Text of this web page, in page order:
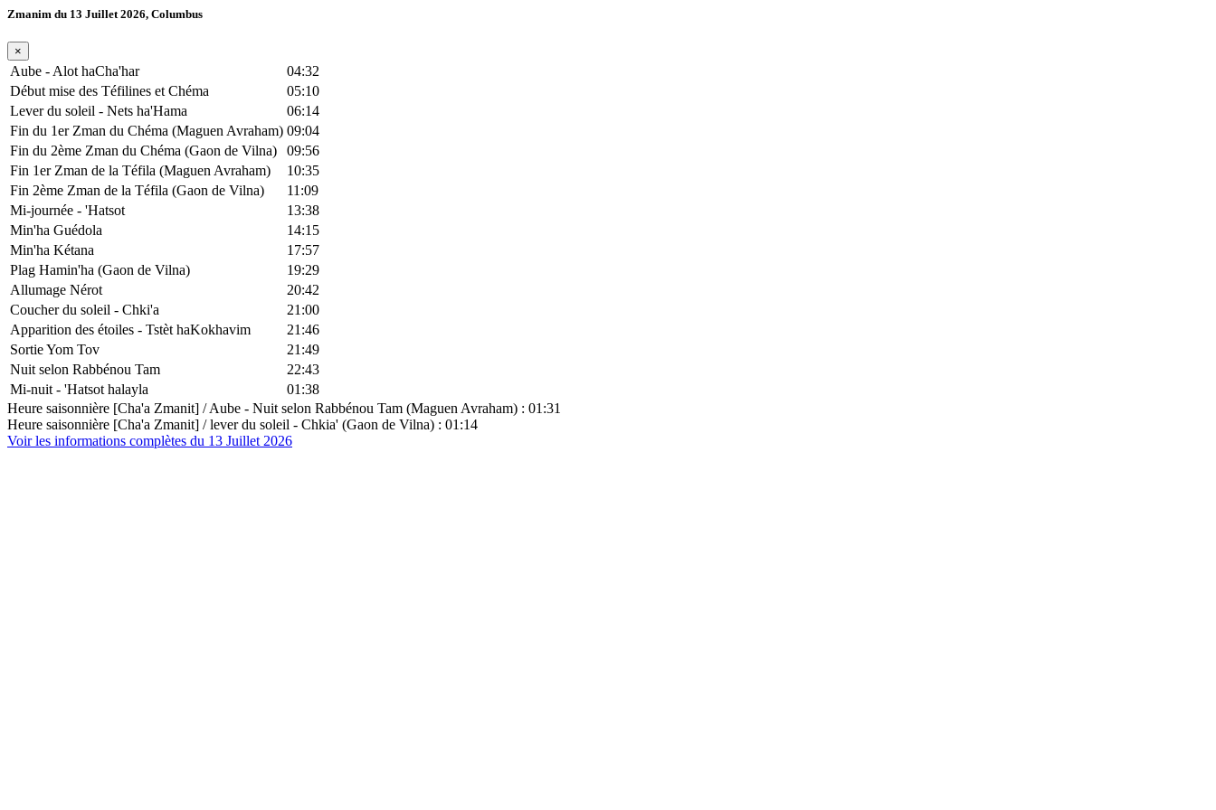
Zmanim du 13 Juillet 2026, Columbus
×
Aube - Alot haCha'har
04:32
Début mise des Téfilines et Chéma
05:10
Lever du soleil - Nets ha'Hama
06:14
Fin du 1er Zman du Chéma (Maguen Avraham) 09:04
Fin du 2ème Zman du Chéma (Gaon de Vilna)
09:56
Fin 1er Zman de la Téfila (Maguen Avraham)
10:35
Fin 2ème Zman de la Téfila (Gaon de Vilna)
11:09
Mi-journée - 'Hatsot
13:38
Min'ha Guédola
14:15
Min'ha Kétana
17:57
Plag Hamin'ha (Gaon de Vilna)
19:29
Allumage Nérot
20:42
Coucher du soleil - Chki'a
21:00
Apparition des étoiles - Tstèt haKokhavim
21:46
Sortie Yom Tov
21:49
Nuit selon Rabbénou Tam
22:43
Mi-nuit - 'Hatsot halayla
01:38
Heure saisonnière [Cha'a Zmanit] / Aube - Nuit selon Rabbénou Tam (Maguen Avraham) : 01:31
Heure saisonnière [Cha'a Zmanit] / lever du soleil - Chkia' (Gaon de Vilna) : 01:14
Voir les informations complètes du 13 Juillet 2026